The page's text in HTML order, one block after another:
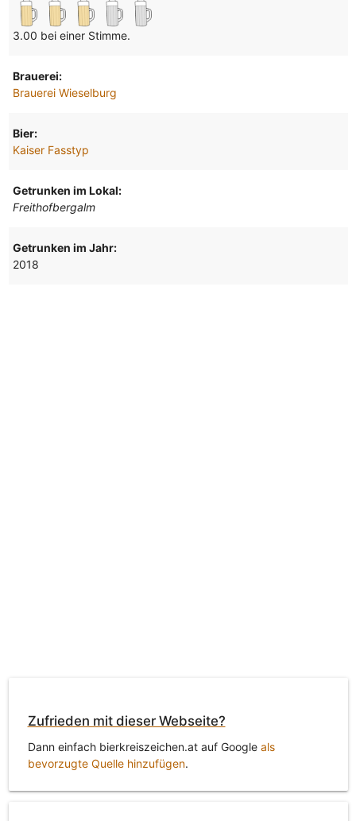
3.00 bei einer Stimme.
Brauerei:
Brauerei Wieselburg
Bier:
Kaiser Fasstyp
Getrunken im Lokal:
Freithofbergalm
Getrunken im Jahr:
2018
Zufrieden mit dieser Webseite?
Dann einfach bierkreiszeichen.at auf Google als
bevorzugte Quelle hinzufügen.